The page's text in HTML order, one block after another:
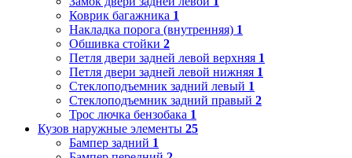
Коврик багажника 1
Накладка порога (внутренняя) 1
Обшивка стойки 2
Петля двери задней левой верхняя 1
Петля двери задней левой нижняя 1
Стеклоподъемник задний левый 1
Стеклоподъемник задний правый 2
Трос лючка бензобака 1
Кузов наружные элементы 25
Бампер задний 1